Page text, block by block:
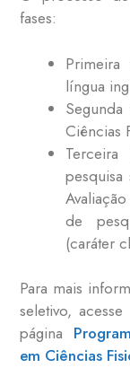
fases:
língua
Ciências
de
(caráter
Para mais
seletivo, acesse
página
em Ciências